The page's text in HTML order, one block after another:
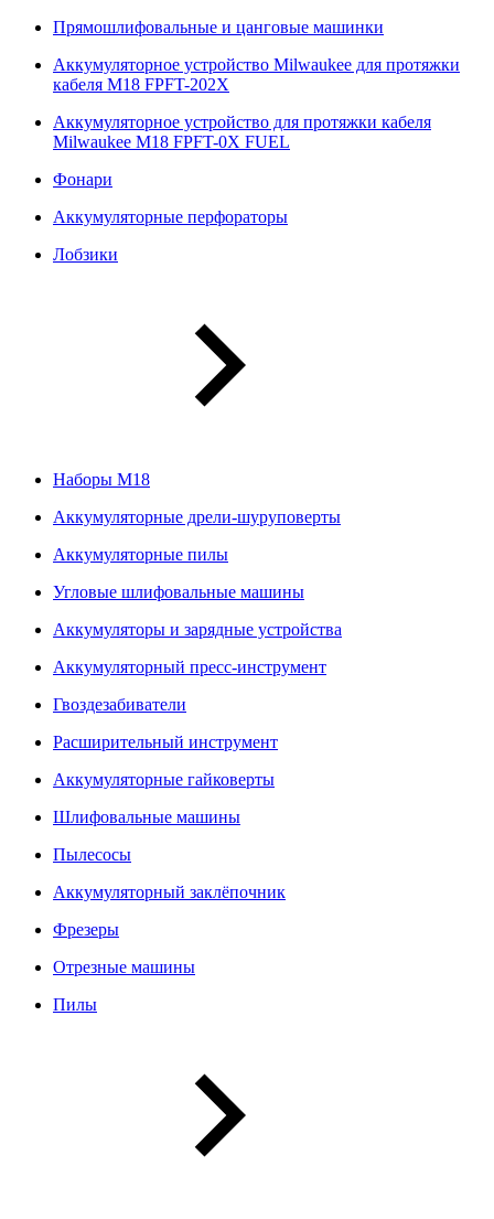
Прямошлифовальные и цанговые машинки
Аккумуляторное устройство Milwaukee для протяжки
кабеля M18 FPFT-202X
Аккумуляторное устройство для протяжки кабеля
Milwaukee M18 FPFT-0X FUEL
Фонари
Аккумуляторные перфораторы
Лобзики
Наборы М18
Аккумуляторные дрели-шуруповерты
Аккумуляторные пилы
Угловые шлифовальные машины
Аккумуляторы и зарядные устройства
Аккумуляторный пресс-инструмент
Гвоздезабиватели
Расширительный инструмент
Аккумуляторные гайковерты
Шлифовальные машины
Пылесосы
Аккумуляторный заклёпочник
Фрезеры
Отрезные машины
Пилы